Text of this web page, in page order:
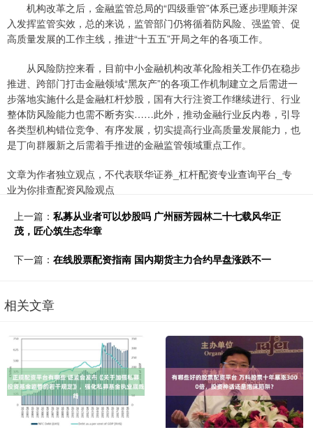
机构改革之后，金融监管总局的“四级垂管”体系已逐步理顺并深
入发挥监管实效，总的来说，监管部门仍将循着防风险、强监管、促
高质量发展的工作主线，推进“十五五”开局之年的各项工作。
从风险防控来看，目前中小金融机构改革化险相关工作仍在稳步
推进、跨部门打击金融领域“黑灰产”的各项工作机制建立之后需进一
步落地实施什么是金融杠杆炒股，国有大行注资工作继续进行、行业
整体防风险能力也需不断夯实……此外，推动金融行业反内卷，引导
各类型机构错位竞争、有序发展，切实提高行业高质量发展能力，也
是丁向群履新之后需着手推进的金融监管领域重点工作。
文章为作者独立观点，不代表联华证券_杠杆配资专业查询平台_专
业为你排查配资风险观点
上一篇： 私募从业者可以炒股吗 广州丽芳园林二十七载风华正
茂，匠心筑生态华章
下一篇： 在线股票配资指南 国内期货主力合约早盘涨跌不一
相关文章